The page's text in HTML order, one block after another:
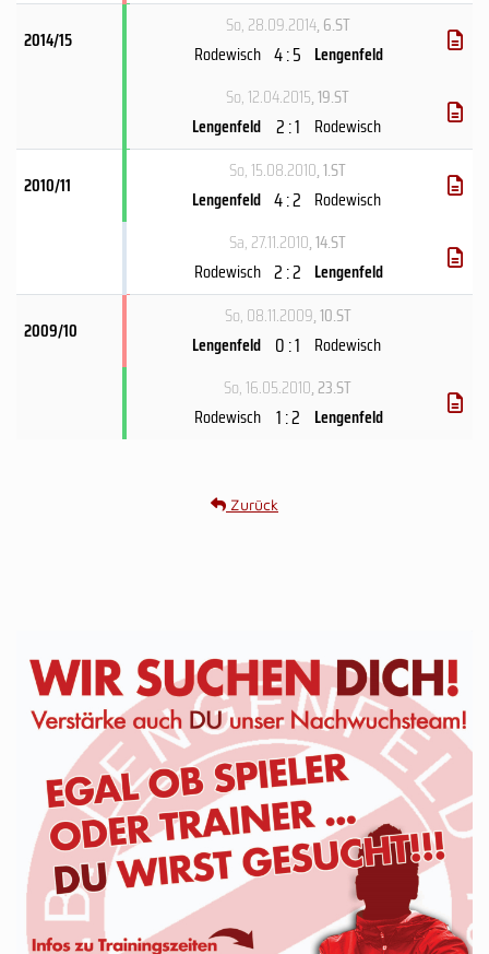
2014/15
So, 28.09.2014, 6.ST
Rodewisch 4 : 5 Lengenfeld
So, 12.04.2015, 19.ST
Lengenfeld 2 : 1 Rodewisch
2010/11
So, 15.08.2010, 1.ST
Lengenfeld 4 : 2 Rodewisch
Sa, 27.11.2010, 14.ST
Rodewisch 2 : 2 Lengenfeld
2009/10
So, 08.11.2009, 10.ST
Lengenfeld 0 : 1 Rodewisch
So, 16.05.2010, 23.ST
Rodewisch 1 : 2 Lengenfeld
Zurück